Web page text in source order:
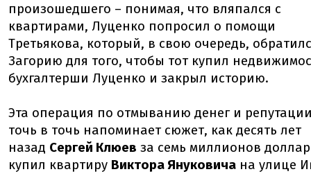
произошедшего – понимая, что вляпался с
квартирами, Луценко попросил о помощи
Третьякова, который, в свою очередь,
Загорию для того, чтобы тот купил
бухгалтерши Луценко и закрыл историю.
Эта операция по отмыванию денег и
точь в точь напоминает сюжет, как десять лет
назад Сергей Клюев за семь миллионов
купил квартиру Виктора Януковича на улице